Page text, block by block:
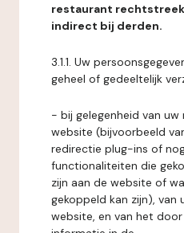
restaurant
indirect bij derden.
3.1.1. Uw
geheel of gedeeltelijk
- bij gelegenheid van uw
website (bijvoorbeeld
redirectie plug-ins of
functionaliteiten die
zijn aan de website of
gekoppeld kan zijn),
website, en van het